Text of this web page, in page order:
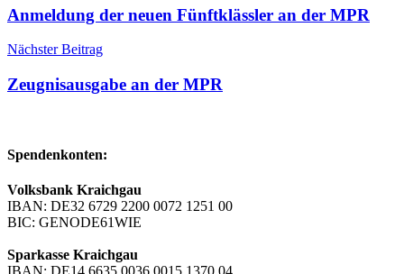
Anmeldung der neuen Fünftklässler an der MPR
Nächster Beitrag
Zeugnisausgabe an der MPR
Spendenkonten:
Volksbank Kraichgau
IBAN: DE32 6729 2200 0072 1251 00
BIC: GENODE61WIE
Sparkasse Kraichgau